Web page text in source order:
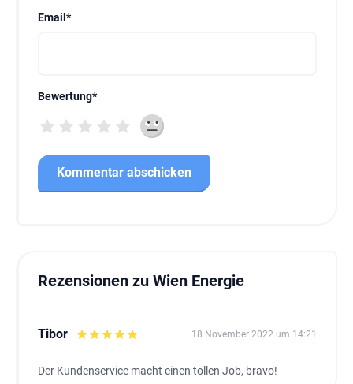
Email *
Bewertung*
Rezensionen zu Wien Energie
Tibor 18 November 2022 um 14:21
Der Kundenservice macht einen tollen Job, bravo!